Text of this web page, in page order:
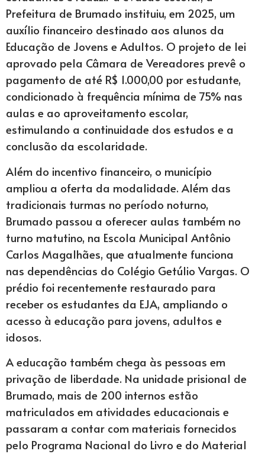
Prefeitura de Brumado instituiu, em 2025, um
auxílio financeiro destinado aos alunos da
Educação de Jovens e Adultos. O projeto de lei
aprovado pela Câmara de Vereadores prevê o
pagamento de até R$ 1.000,00 por estudante,
condicionado à frequência mínima de 75% nas
aulas e ao aproveitamento escolar,
estimulando a continuidade dos estudos e a
conclusão da escolaridade.
Além do incentivo financeiro, o município
ampliou a oferta da modalidade. Além das
tradicionais turmas no período noturno,
Brumado passou a oferecer aulas também no
turno matutino, na Escola Municipal Antônio
Carlos Magalhães, que atualmente funciona
nas dependências do Colégio Getúlio Vargas. O
prédio foi recentemente restaurado para
receber os estudantes da EJA, ampliando o
acesso à educação para jovens, adultos e
idosos.
A educação também chega às pessoas em
privação de liberdade. Na unidade prisional de
Brumado, mais de 200 internos estão
matriculados em atividades educacionais e
passaram a contar com materiais fornecidos
pelo Programa Nacional do Livro e do Material